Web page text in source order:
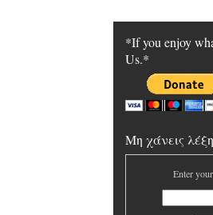
*If you enjoy
Us.*
Μη χάνεις
Enter